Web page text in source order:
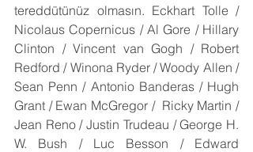
tereddütünüz olmasın. Eckhart Tolle /
Nicolaus Copernicus / Al Gore / Hillary
Clinton / Vincent van Gogh / Robert
Redford / Winona Ryder / Woody Allen /
Sean Penn / Antonio Banderas / Hugh
Grant / Ewan McGregor /  Ricky Martin /
Jean Reno / Justin Trudeau / George H.
W. Bush / Luc Besson / Edward